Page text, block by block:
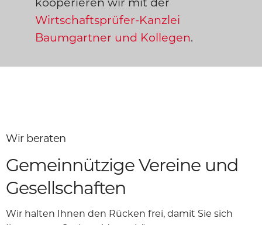
Wirtschaftsprüfer-Kanzlei
Baumgartner und Kollegen.
Wir beraten
Gemeinnützige Vereine und
Gesellschaften
Wir halten Ihnen den Rücken frei, damit Sie sich